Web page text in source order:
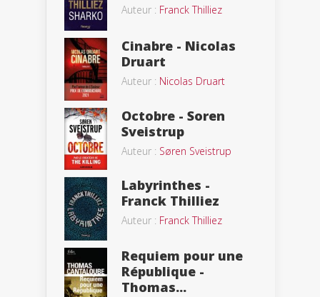
Auteur : Franck Thilliez
Cinabre - Nicolas
Druart
Auteur : Nicolas Druart
Octobre - Soren
Sveistrup
Auteur : Søren Sveistrup
Labyrinthes -
Franck Thilliez
Auteur : Franck Thilliez
Requiem pour une
République -
Thomas...